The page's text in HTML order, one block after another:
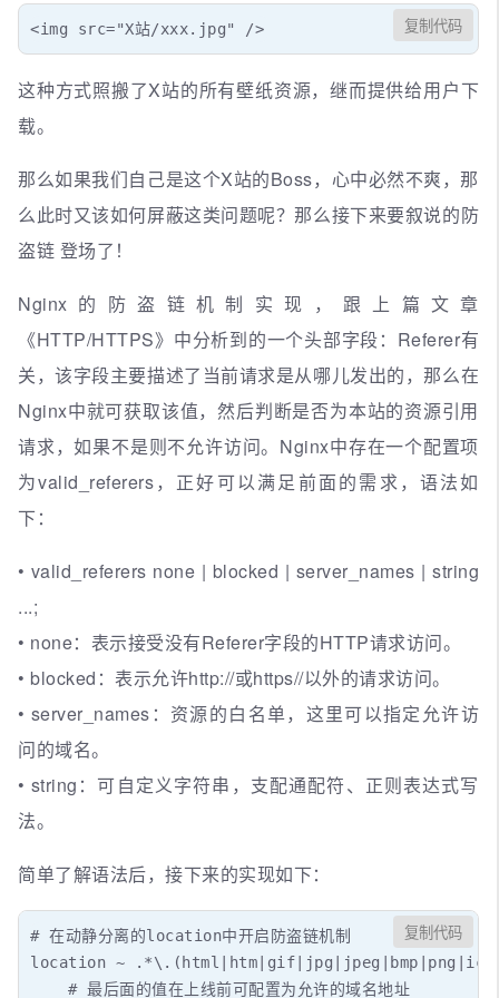
<img src="X站/xxx.jpg" /> 复制代码
这种方式照搬了X站的所有壁纸资源，继而提供给用户下
载。
那么如果我们自己是这个X站的Boss，心中必然不爽，那
么此时又该如何屏蔽这类问题呢？那么接下来要叙说的防
盗链 登场了！
Nginx的防盗链机制实现，跟上篇文章
《HTTP/HTTPS》中分析到的一个头部字段：Referer有
关，该字段主要描述了当前请求是从哪儿发出的，那么在
Nginx中就可获取该值，然后判断是否为本站的资源引用
请求，如果不是则不允许访问。Nginx中存在一个配置项
为valid_referers，正好可以满足前面的需求，语法如
下：
• valid_referers none | blocked | server_names | string
...;
• none：表示接受没有Referer字段的HTTP请求访问。
• blocked：表示允许http://或https//以外的请求访问。
• server_names：资源的白名单，这里可以指定允许访
问的域名。
• string：可自定义字符串，支配通配符、正则表达式写
法。
简单了解语法后，接下来的实现如下：
# 在动静分离的location中开启防盗链机制
location ~
    # 最后面的值在上线前可配置为允许的域名地址
复制代码